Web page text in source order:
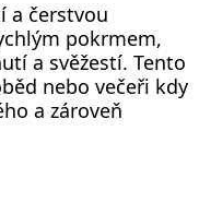
a čerstvou
pokrmem,
a svěžestí. Tento
nebo večeři kdy
a zároveň